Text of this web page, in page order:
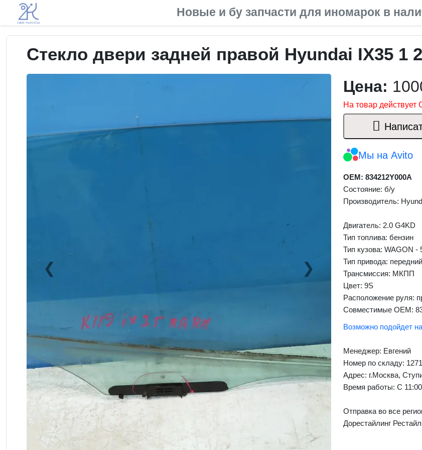
Новые и бу запчасти для иномарок в
Стекло двери задней правой Hyundai IX35 1
❮Previous ❯
Next
Цена:
На товар
Мы на Avito
OEM: 834212Y000A
Состояние: б/у
Производитель:
Двигатель: 2.0 G4KD
Тип топлива: бензин
Тип кузова: WAGON
Тип привода: передний
Трансмиссия: МКПП
Цвет: 9S
Расположение руля:
Совместимые OEM:
Возможно подойдет
Менеджер: Евгений
Номер по складу:
Адрес: г.Москва,
Время работы: С
Отправка во все
Дорестайлинг